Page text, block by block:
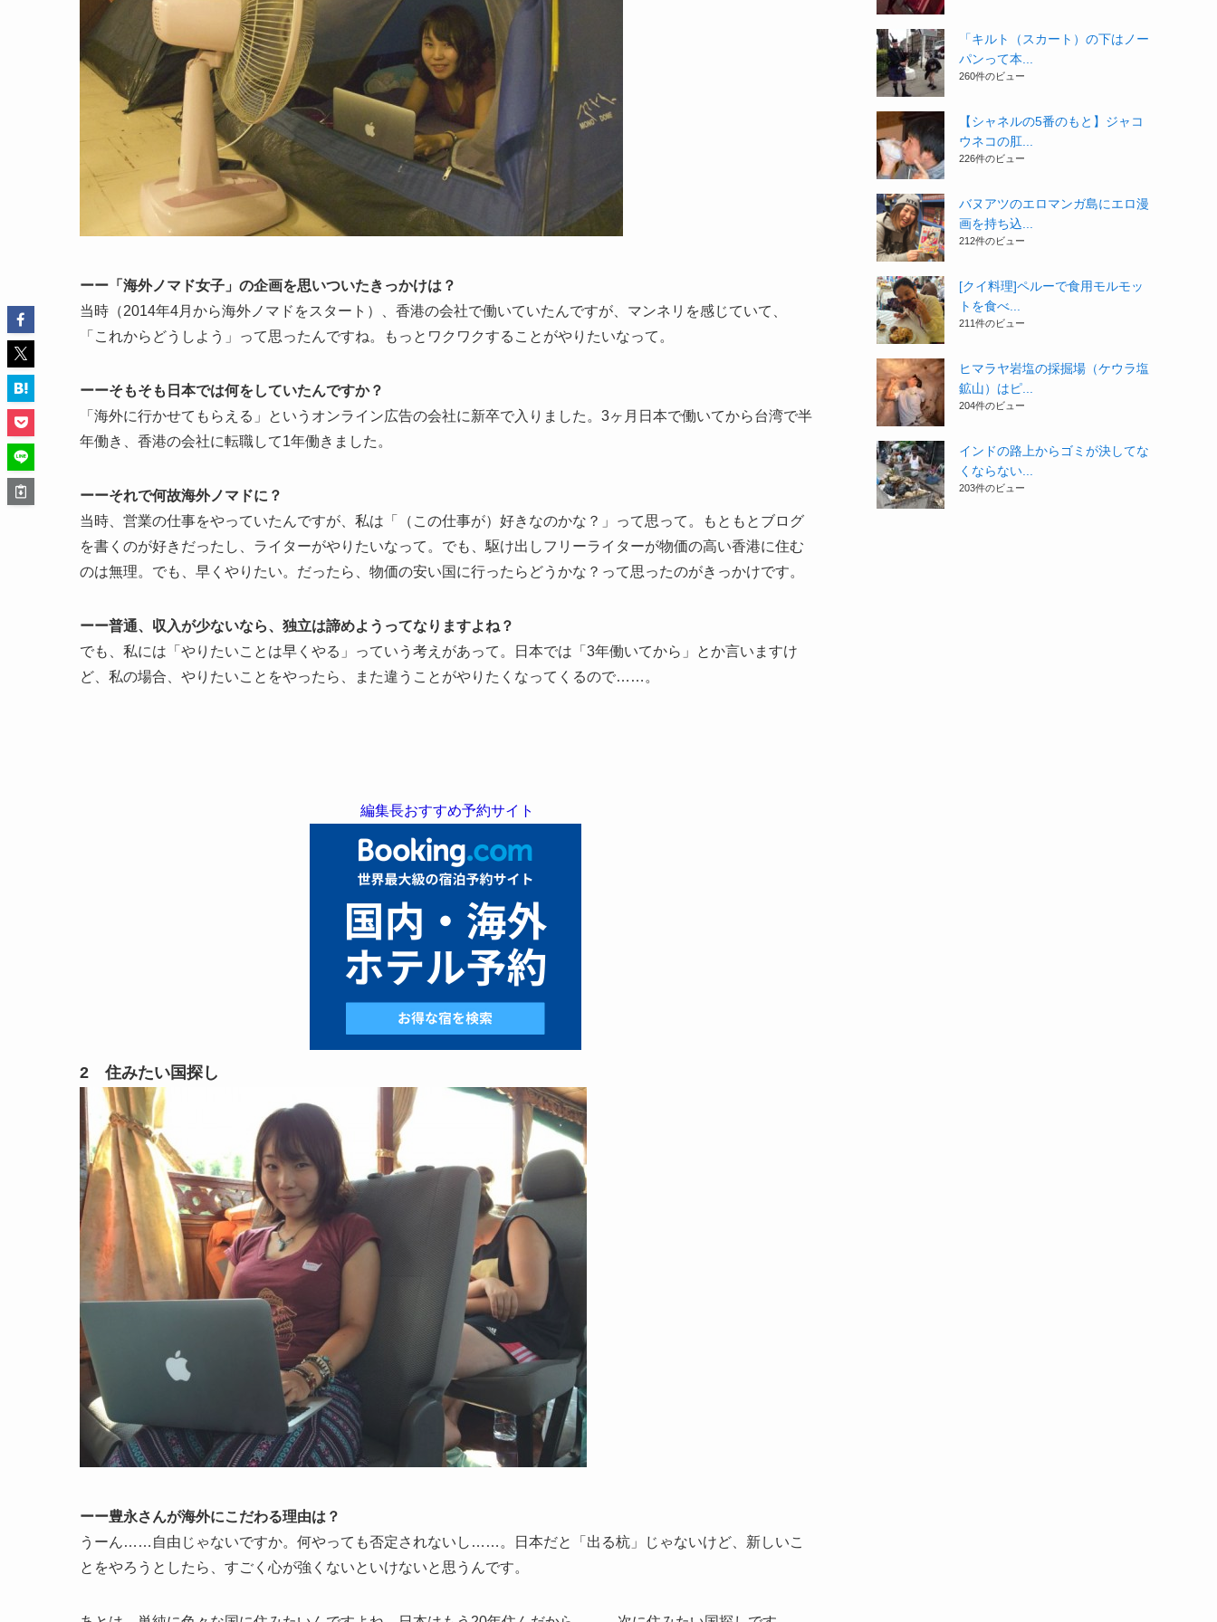
ーー「海外ノマド女子」の企画を思いついたきっかけは？
当時（2014年4月から海外ノマドをスタート）、香港の会社で働いていたんですが、マンネリを感じていて、
「これからどうしよう」って思ったんですね。もっとワクワクすることがやりたいなって。
ーーそもそも 日本では何をしていたんですか？
「海外に行かせてもらえる」というオンライン広告の会社に新卒で入りました。3ヶ月日本で働いてから台湾で半
年働き、香港の会社に転職して1年働きました。
ーーそれで何故海外ノマドに？
当時、営業の仕事をやっていたんですが、私は「（この仕事が）好きなのかな？」って思って。もともとブログ
を書くのが好きだったし、ライターがやりたいなって。でも、駆け出しフリーライターが物価の高い香港に住む
のは無理。でも、早くやりたい。だったら、物価の安い国に行ったらどうかな？って思ったのがきっかけです。
ーー普通、収入が少ないなら、独立は諦めようってなりますよね？
でも、私には「やりたいことは早くやる」っていう考えがあって。日本では「3年働いてから」とか言いますけ
ど、私の場合、やりたいことをやったら、また違うことがやりたくなってくるので……。
編集長おすすめ予約サイト
2 住みたい国探し
ーー豊永さんが海外にこだわる理由は？
うーん……自由じゃないですか。何やっても否定されないし……。日本だと「出る杭」じゃないけど、新しいこ
とをやろうとしたら、すごく心が強くないといけないと思うんです。
「キルト（スカート）の下はノー
パンって本...
260件のビュー
【シャネルの5番のもと】ジャコ
ウネコの肛...
226件のビュー
バヌアツのエロマンガ島にエロ漫
画を持ち込...
212件のビュー
[クイ料理]ペルーで食用モルモッ
トを食べ...
211件のビュー
ヒマラヤ岩塩の採掘場（ケウラ塩
鉱山）はピ...
204件のビュー
インドの路上からゴミが決してな
くならない...
203件のビュー